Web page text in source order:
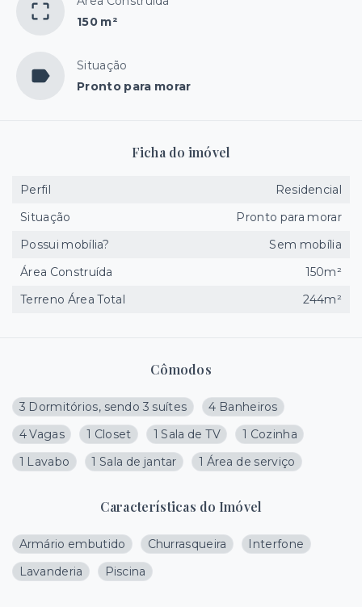
150 m²
Situação
Pronto para morar
Cômodos
3 Dormitórios, sendo 3 suítes
4 Banheiros
4 Vagas
1 Closet 1 Sala de TV
1 Cozinha
1 Lavabo
1 Sala de jantar 1 Área de serviço
Características do Imóvel
Armário embutido Churrasqueira
Interfone
Lavanderia
Piscina
Ficha do imóvel
Perfil
Residencial
Situação
Pronto para morar
Possui mobília?
Sem mobília
Área Construída
150m²
Terreno Área Total
244m²